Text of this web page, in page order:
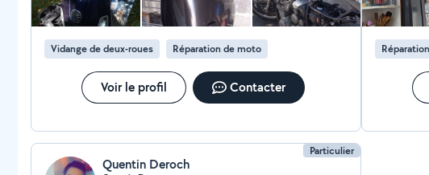
weekend le mercredi aprem et le vendredi n'hésitez
pas a me contacter pour plus d'informations.
Vidange de deux-roues Réparation de moto
Voir le profil Contacter
Particulier
Quentin Deroch